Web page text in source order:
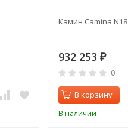
Камин Camina N18
932 253₽
0
В корзину
В наличии